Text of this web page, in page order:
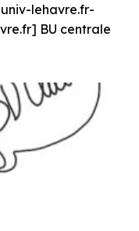
lehavre.fr-
BU centrale